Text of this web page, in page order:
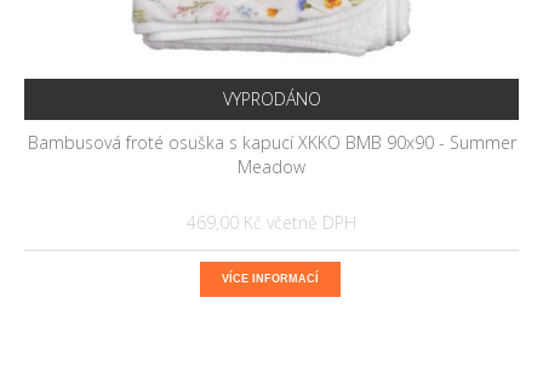
VYPRODÁNO
Bambusová froté osuška s kapucí XKKO BMB 90x90 - Summer
Meadow
469,00 Kč
VÍCE INFORMACÍ